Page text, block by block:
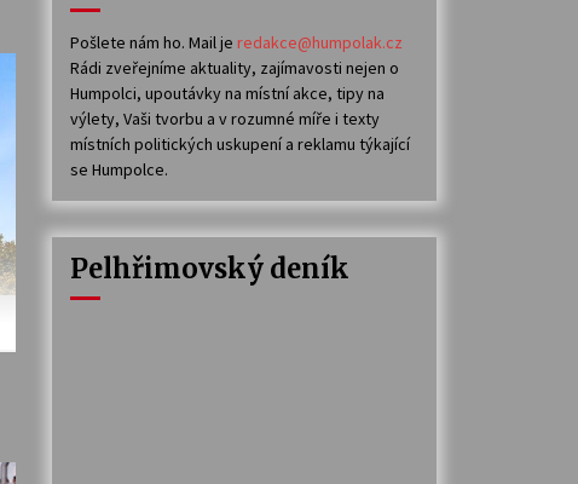
Pošlete nám ho. Mail je redakce@humpolak.cz
Rádi zveřejníme aktuality, zajímavosti nejen o
Humpolci, upoutávky na místní akce, tipy na
výlety, Vaši tvorbu a v rozumné míře i texty
místních politických uskupení a reklamu týkající
se Humpolce.
Pelhřimovský deník